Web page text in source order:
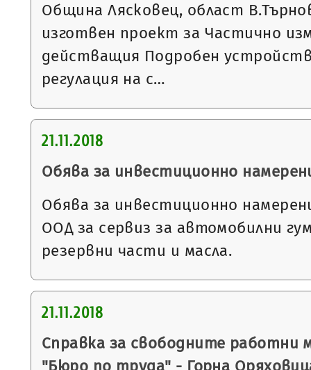
Община Лясковец, област
изготвен проект за Частично
действащия Подробен
регулация на с…
21.11.2018
Обява за инвестиционно
Обява за инвестиционно
ООД за сервиз за автомобилни
резервни части и масла.
21.11.2018
Справка за свободните работни
"Бюро по труда" - Горна